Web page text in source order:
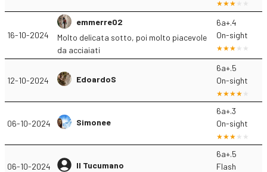
16-10-2024
emmerre02
Molto delicata sotto, poi molto piacevole
da acciaiati
6a+.4
On-sight
12-10-2024 EdoardoS
6a+.5
On-sight
06-10-2024 Simonee
6a+.3
On-sight
06-10-2024 Il Tucumano
6a+.5
Flash